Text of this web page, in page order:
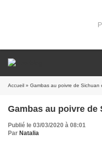
Accueil » Gambas au poivre de Sichuan
Gambas au poivre de
Publié le 03/03/2020 à 08:01
Par Natalia